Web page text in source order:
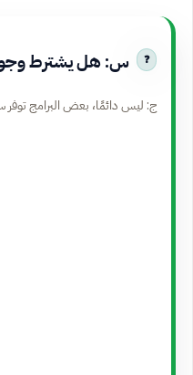
س: هل يشترط وجود
ج: ليس دائمًا، بعض البرامج توفر